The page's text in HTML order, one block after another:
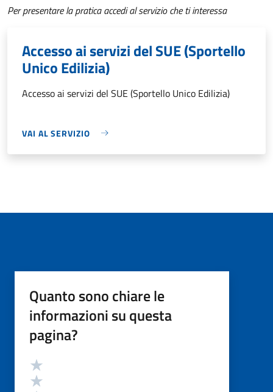
Per presentare la pratica accedi al servizio che ti interessa
Accesso ai servizi del SUE (Sportello
Unico Edilizia)
Accesso ai servizi del SUE (Sportello Unico Edilizia)
VAI AL SERVIZIO
Quanto sono chiare le
informazioni su questa
pagina?
Valutazione